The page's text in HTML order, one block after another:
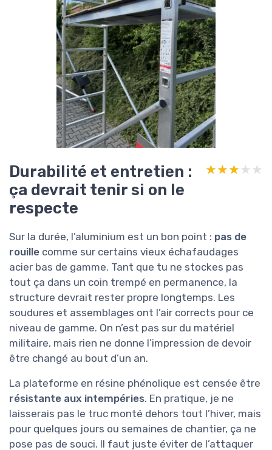
Durabilité et entretien :
ça devrait tenir si on le
respecte
★★★★★
★★★★★
Sur la durée, l’aluminium est un bon point : pas de
rouille comme sur certains vieux échafaudages
acier bas de gamme. Tant que tu ne stockes pas
tout ça dans un coin trempé en permanence, la
structure devrait rester propre longtemps. Les
soudures et assemblages ont l’air corrects pour ce
niveau de gamme. On n’est pas sur du matériel
militaire, mais rien ne donne l’impression de devoir
être changé au bout d’un an.
La plateforme en résine phénolique est censée être
résistante aux intempéries. En pratique, je ne
laisserais pas le truc monté dehors tout l’hiver, mais
pour quelques jours ou semaines de chantier, ça ne
pose pas de souci. Il faut juste éviter de l’attaquer